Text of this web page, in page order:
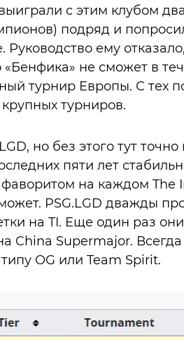
с этим клубом
подряд и
Руководство ему
«Бенфика» не сможет в
турнир Европы. С тех
турниров.
но без этого тут
пяти лет
фаворитом на каждом
PSG.LGD дважды
на TI. Еще один раз они
China Supermajor.
OG или Team Spirit.